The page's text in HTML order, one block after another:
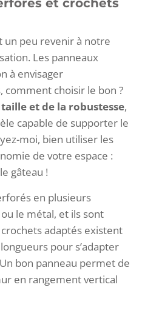
un peu revenir à notre
Les panneaux
à envisager
comment choisir le bon ?
et de la robustesse,
capable de supporter le
moi, bien utiliser les
de votre espace :
gâteau !
en plusieurs
le métal, et ils sont
adaptés existent
pour s’adapter
bon panneau permet de
en rangement vertical